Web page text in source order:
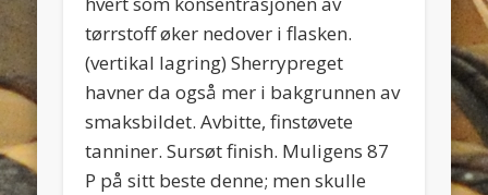
tørrstoff øker nedover i flasken.
(vertikal lagring) Sherrypreget
havner da også mer i bakgrunnen av
smaksbildet. Avbitte, finstøvete
tanniner. Sursøt finish. Muligens 87
P på sitt beste denne; men skulle